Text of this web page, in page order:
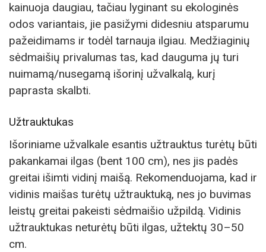
kainuoja daugiau, tačiau lyginant su ekologinės
odos variantais, jie pasižymi didesniu atsparumu
pažeidimams ir todėl tarnauja ilgiau. Medžiaginių
sėdmaišių privalumas tas, kad dauguma jų turi
nuimamą/nusegamą išorinį užvalkalą, kurį
paprasta skalbti.
Užtrauktukas
Išoriniame užvalkale esantis užtrauktus turėtų būti
pakankamai ilgas (bent 100 cm), nes jis padės
greitai išimti vidinį maišą. Rekomenduojama, kad ir
vidinis maišas turėtų užtrauktuką, nes jo buvimas
leistų greitai pakeisti sėdmaišio užpildą. Vidinis
užtrauktukas neturėtų būti ilgas, užtektų 30–50
cm.